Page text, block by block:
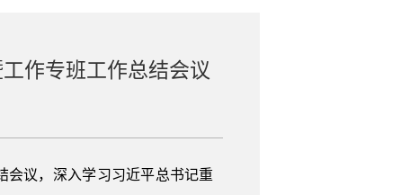
作专班工作总结会议
会议，深入学习习近平总书记重